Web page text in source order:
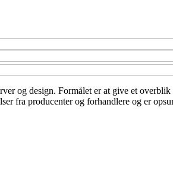
og design. Formålet er at give et overblik
fra producenter og forhandlere og er